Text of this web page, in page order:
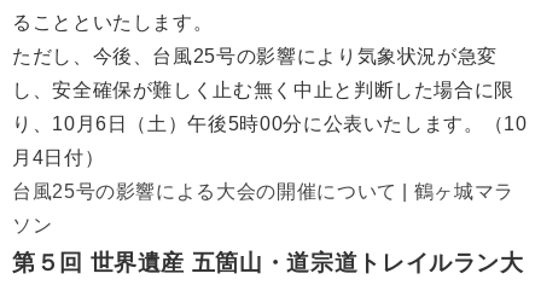
ることといたします。
ただし、今後、台風25号の影響により気象状況が急変
し、安全確保が難しく止む無く中止と判断した場合に限
り、10月6日（土）午後5時00分に公表いたします。（10
月4日付）
台風25号の影響による大会の開催について | 鶴ヶ城マラ
ソン
第５回 世界遺産 五箇山・道宗道トレイルラン大